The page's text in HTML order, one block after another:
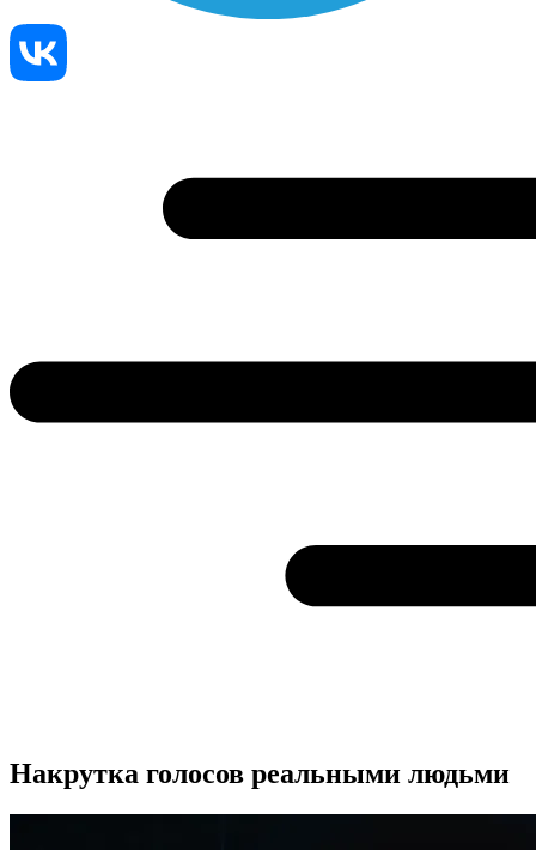
Накрутка голосов реальными людьми